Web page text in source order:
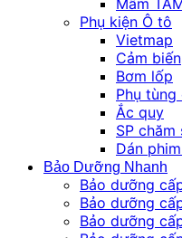
Phụ kiện Ô tô
Vietmap
Cảm biến
Bơm lốp
Phụ tùng
Ắc quy
SP chăm
Dán
Bảo Dưỡng Nhanh
Bảo dưỡng
Bảo dưỡng
Bảo dưỡng